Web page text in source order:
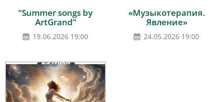
“Summer songs by
ArtGrand”
19.06.2026 19:00
«Музыкотерапия.
Явление»
24.05.2026 19:00